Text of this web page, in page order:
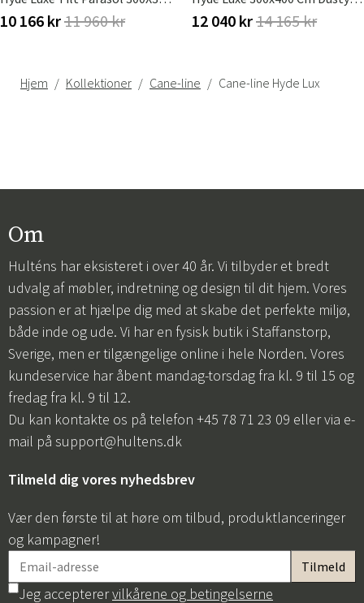
Sverige
Danmark
Norge
Suomi
10 166 kr11 960 kr 12 040 kr14 165 kr
Hjem Kollektioner Cane-line Cane-line Hyde Lux
Om
Hulténs har eksisteret i over 40 år. Vi tilbyder et bredt
udvalg af møbler, indretning og design til dit hjem. Vores
passion er at hjælpe dig med at skabe det perfekte miljø,
både inde og ude. Vi har en fysisk butik i Staffanstorp,
Sverige, men er tilgængelige online i hele Norden. Vores
kundeservice har åbent mandag-torsdag fra kl. 9 til 15 og
fredag fra kl. 9 til 12.
Du kan kontakte os på telefon +45 78 71 23 09 eller via e-
mail på support@hultens.dk
Tilmeld dig vores nyhedsbrev
Vær den første til at høre om tilbud, produktlanceringer
og kampagner!
Jeg accepterervilkårene og betingelserne